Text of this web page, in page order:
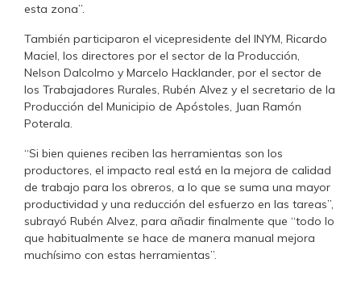
esta zona”.
También participaron el vicepresidente del INYM, Ricardo
Maciel, los directores por el sector de la Producción,
Nelson Dalcolmo y Marcelo Hacklander, por el sector de
los Trabajadores Rurales, Rubén Alvez y el secretario de la
Producción del Municipio de Apóstoles, Juan Ramón
Poterala.
“Si bien quienes reciben las herramientas son los
productores, el impacto real está en la mejora de calidad
de trabajo para los obreros, a lo que se suma una mayor
productividad y una reducción del esfuerzo en las tareas”,
subrayó Rubén Alvez, para añadir finalmente que “todo lo
que habitualmente se hace de manera manual mejora
muchísimo con estas herramientas”.